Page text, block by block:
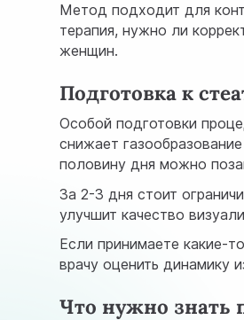
Метод подходит для
терапия, нужно ли
женщин.
Подготовка к
Особой подготовки
снижает
половину дня можно
За 2-3 дня стоит
улучшит качество
Если принимаете какие-
врачу оценить динамику
Что нужно знать